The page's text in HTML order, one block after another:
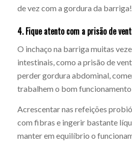
de vez com a gordura da barriga!
4. Fique atento com a prisão de
O inchaço na barriga muitas
intestinais, como a prisão de
perder gordura abdominal,
trabalhem o bom
Acrescentar nas refeições
com fibras e ingerir bastante
manter em equilíbrio o